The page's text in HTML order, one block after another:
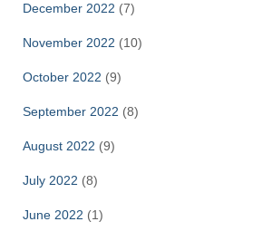
December 2022 (7)
November 2022 (10)
October 2022 (9)
September 2022 (8)
August 2022 (9)
July 2022 (8)
June 2022 (1)